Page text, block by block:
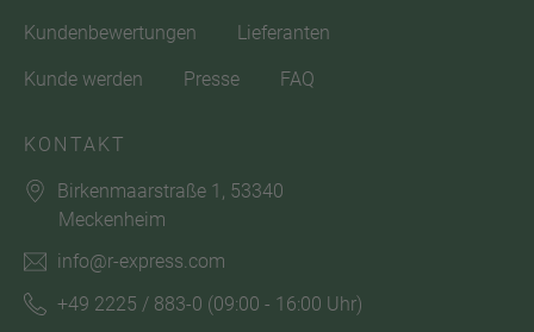
Kundenbewertungen Lieferanten
Kunde werden Presse FAQ
KONTAKT
Birkenmaarstraße 1, 53340
Meckenheim
info@r-express.com
+49 2225 / 883-0 (09:00 - 16:00 Uhr)